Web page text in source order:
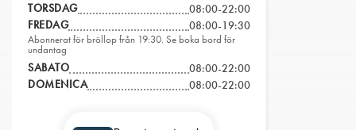
TORSDAG 08:00-22:00
FREDAG 08:00-19:30
Abonnerat för bröllop från 19:30. Se boka bord för
undantag
SABATO 08:00-22:00
DOMENICA 08:00-22:00